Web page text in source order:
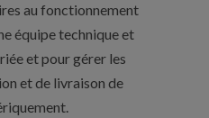
au fonctionnement
équipe technique et
et pour gérer les
et de livraison de